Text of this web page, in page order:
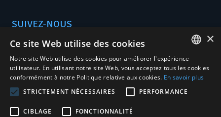
SUIVEZ-NOUS
WebSelf est un éditeur en ligne qui permet decréer son site internet aisément.
site internet.
FRENCH
ENGLISH
×
Ce site Web utilise des cookies
Notre site Web utilise des cookies pour améliorer l'expérience
utilisateur. En utilisant notre site Web, vous acceptez tous les cookies
conformément à notre Politique relative aux cookies. En savoir plus
STRICTEMENT NÉCESSAIRES
PERFORMANCE
CIBLAGE FONCTIONNALITÉ